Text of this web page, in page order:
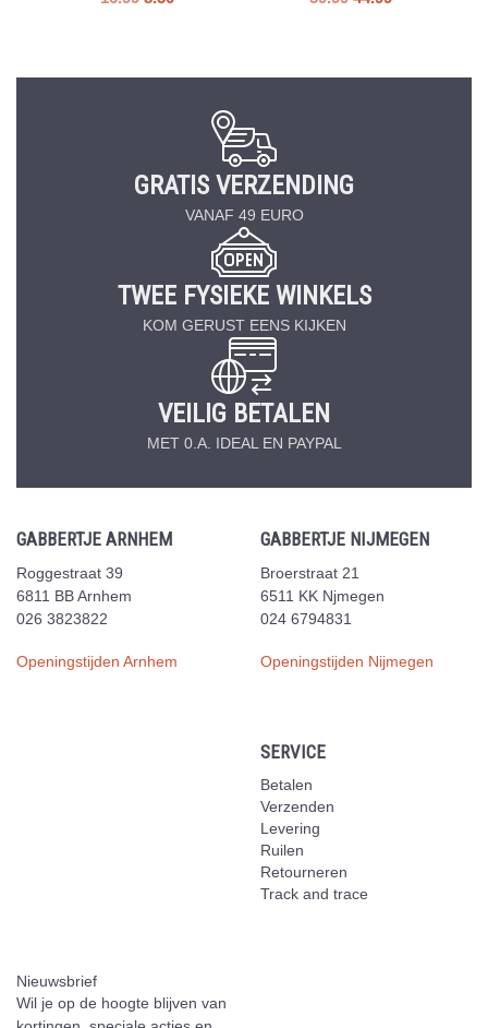
GRATIS VERZENDING
VANAF 49 EURO
TWEE FYSIEKE WINKELS
KOM GERUST EENS KIJKEN
VEILIG BETALEN
MET 0.A. IDEAL EN PAYPAL
GABBERTJE ARNHEM
Roggestraat 39
6811 BB Arnhem
026 3823822
Openingstijden Arnhem
GABBERTJE NIJMEGEN
Broerstraat 21
6511 KK Njmegen
024 6794831
Openingstijden Nijmegen
SERVICE
Betalen
Verzenden
Levering
Ruilen
Retourneren
Track and trace
Nieuwsbrief
Wil je op de hoogte blijven van